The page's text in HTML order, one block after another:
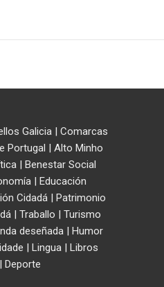
Galicia| Comarcas
Portugal | Alto Minho
| Benestar Social
| Educación
Cidadá| Patrimonio
| Traballo | Turismo
deseñada | Humor
| Lingua| Libros
| Deporte